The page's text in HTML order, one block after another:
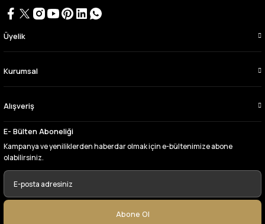
D... Ç... | 27/06/2026
Çok memnun kaldım,teşekkürler
Üyelik
Kurumsal
Alışveriş
E- Bülten Aboneliği
Kampanya ve yeniliklerden haberdar olmak için e-bültenimize abone
olabilirsiniz.
Abone Ol